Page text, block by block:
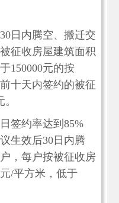
日内腾空、搬迁交
征收房屋建筑面积
150000元的按
十天内签约的被征
签约率达到85%
生效后30日内腾
，每户按被征收房
/平方米，低于